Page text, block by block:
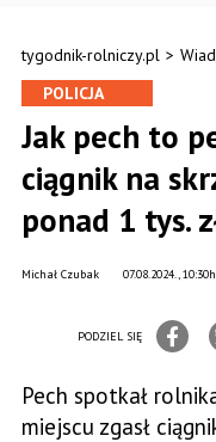
tygodnik-rolniczy.pl >
POLICJA
Jak pech to
ciągnik na
ponad 1 tys.
07.08.2024., 10:30h
Michał Czubak
PODZIEL SIĘ
Pech spotkał
miejscu zgasł